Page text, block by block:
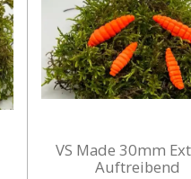
VS Made 30mm
Auftreibend